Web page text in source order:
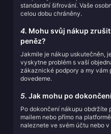
standardní šifrování. Vaše
celou dobu chráněny.
4. Mohu svůj nákup
peněz?
Jakmile je nákup uskutečněn,
vyskytne problém s vaší
zákaznické podpory a my vám
dovedeme.
5. Jak mohu po
Po dokončení nákupu
mailem nebo přímo na
naleznete ve svém účtu nebo